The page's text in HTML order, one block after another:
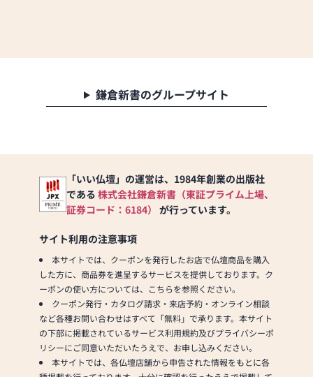
鎌倉新書のグループサイト
「いい仏壇」の運営は、1984年創業の出版社
である 株式会社鎌倉新書（東証プライム上場、
証券コード：6184） が行っています。
サイト利用の注意事項
本サイトでは、クーポンを発行したお店で仏壇商品を購入
した方に、商品券を進呈するサービスを提供しております。ク
ーポンの使い方については、こちらを参照ください。
クーポン発行・カタログ請求・来店予約・オンライン相談
など各種お問い合わせはすべて「無料」で承ります。本サイト
の下部に掲載されているサービス利用規約及びプライバシーポ
リシーにご同意いただいたうえで、お申し込みください。
本サイトでは、各仏壇店舗から申告された情報をもとに各